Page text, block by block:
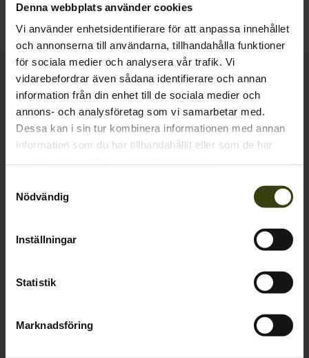
Denna webbplats använder cookies
Vi använder enhetsidentifierare för att anpassa innehållet
och annonserna till användarna, tillhandahålla funktioner
för sociala medier och analysera vår trafik. Vi
vidarebefordrar även sådana identifierare och annan
information från din enhet till de sociala medier och
annons- och analysföretag som vi samarbetar med.
Dessa kan i sin tur kombinera informationen med annan
information som du har tillhandahållit eller som de har
Nödvändig
Inställningar
Statistik
Marknadsföring
1
Kontakta oss
Outfit International A/S
Greve Main 10
Denmark
Kundservice